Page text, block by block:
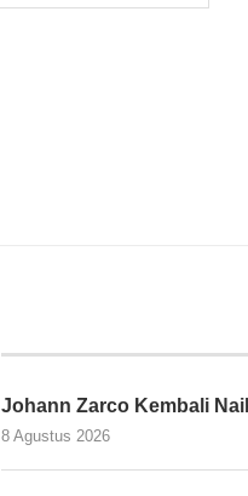
Johann Zarco Kembali
8 Agustus 2026